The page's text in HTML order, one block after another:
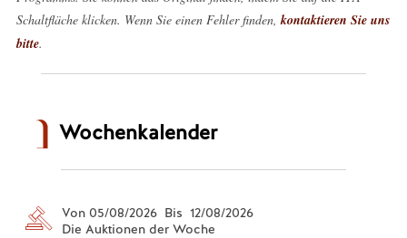
Schaltfläche klicken. Wenn Sie einen Fehler finden, kontaktieren Sie uns
bitte.
Wochenkalender
Von 05/08/2026 Bis 12/08/2026
Die Auktionen der Woche